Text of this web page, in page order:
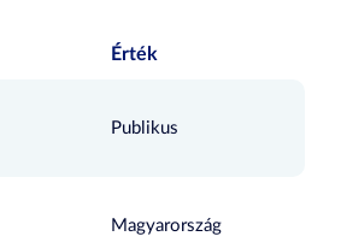
Érték
Publikus
Magyarország